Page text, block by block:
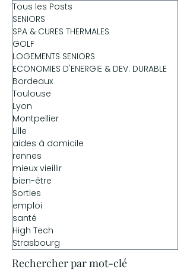
Tous les Posts
SENIORS
SPA & CURES THERMALES
GOLF
LOGEMENTS SENIORS
ECONOMIES D'ENERGIE & DEV. DURABLE
Bordeaux
Toulouse
Lyon
Montpellier
Lille
aides à domicile
rennes
mieux vieillir
bien-être
Sorties
emploi
santé
High Tech
Strasbourg
Rechercher par mot-clé